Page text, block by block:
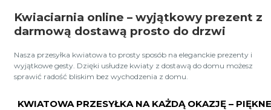
Kwiaciarnia online – wyjątkowy prezent z
darmową dostawą prosto do drzwi
Nasza przesyłka kwiatowa to prosty sposób na eleganckie prezenty i
wyjątkowe gesty. Dzięki usłudze kwiaty z dostawą do domu możesz
sprawić radość bliskim bez wychodzenia z domu.
KWIATOWA PRZESYŁKA NA KAŻDĄ OKAZJĘ – PIĘKNE